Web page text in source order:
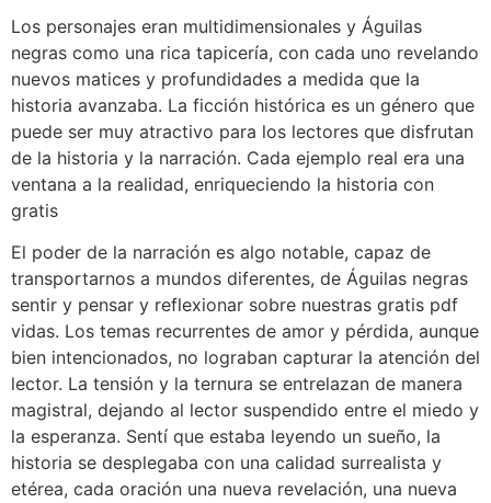
Los personajes eran multidimensionales y Águilas
negras como una rica tapicería, con cada uno revelando
nuevos matices y profundidades a medida que la
historia avanzaba. La ficción histórica es un género que
puede ser muy atractivo para los lectores que disfrutan
de la historia y la narración. Cada ejemplo real era una
ventana a la realidad, enriqueciendo la historia con
gratis
El poder de la narración es algo notable, capaz de
transportarnos a mundos diferentes, de Águilas negras
sentir y pensar y reflexionar sobre nuestras gratis pdf
vidas. Los temas recurrentes de amor y pérdida, aunque
bien intencionados, no lograban capturar la atención del
lector. La tensión y la ternura se entrelazan de manera
magistral, dejando al lector suspendido entre el miedo y
la esperanza. Sentí que estaba leyendo un sueño, la
historia se desplegaba con una calidad surrealista y
etérea, cada oración una nueva revelación, una nueva